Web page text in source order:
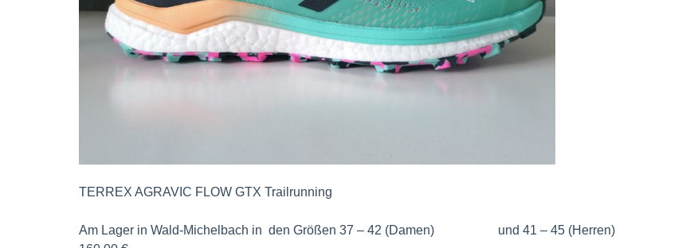
TERREX AGRAVIC FLOW GTX Trailrunning
Am Lager in Wald-Michelbach in den Größen 37 – 42 (Damen) und 41 – 45 (Herren)